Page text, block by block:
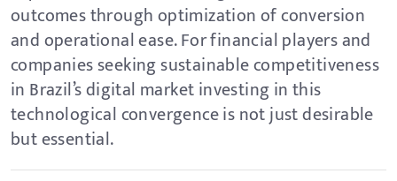
outcomes through optimization of conversion
and operational ease. For financial players and
companies seeking sustainable competitiveness
in Brazil’s digital market investing in this
technological convergence is not just desirable
but essential.